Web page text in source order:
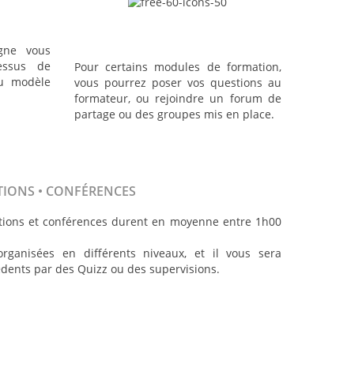
vous
de
modèle
Pour certains modules de formation,
vous pourrez poser vos questions au
formateur, ou rejoindre un forum de
partage ou des groupes mis en place.
• CONFÉRENCES
et conférences durent en moyenne entre 1h00
en différents niveaux, et il vous sera
par des Quizz ou des supervisions.